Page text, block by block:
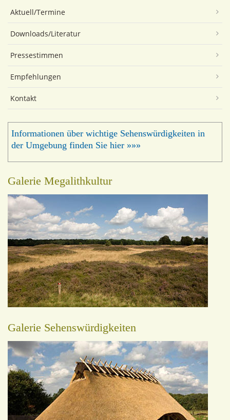
Aktuell/Termine
Downloads/Literatur
Pressestimmen
Empfehlungen
Kontakt
Informationen über wichtige Sehenswürdigkeiten in
der Umgebung finden Sie hier »»»
Galerie Megalithkultur
Galerie Sehenswürdigkeiten